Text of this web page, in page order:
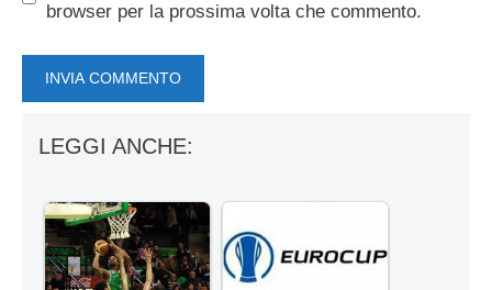
browser per la prossima volta che commento.
LEGGI ANCHE: